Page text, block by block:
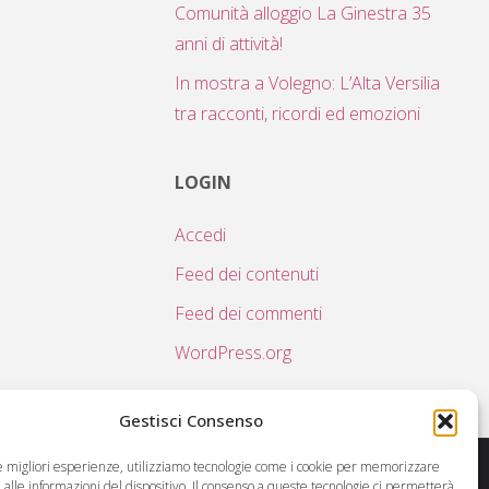
Gestisci Consenso
migliori esperienze, utilizziamo tecnologie come i cookie per memorizzare
Comunità alloggio La Ginestra 35
anni di attività!
In mostra a Volegno: L’Alta Versilia
tra racconti, ricordi ed emozioni
LOGIN
Accedi
Feed dei contenuti
Feed dei commenti
WordPress.org